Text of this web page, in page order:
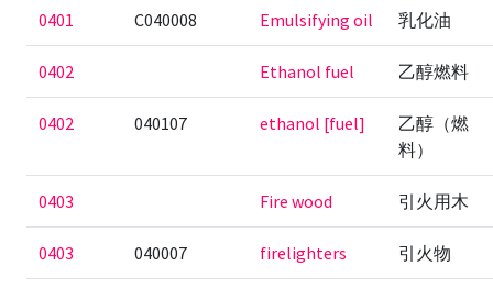
0401 C040008 Emulsifying oil 乳化油
0402 Ethanol fuel 乙醇燃料
0402 040107 ethanol [fuel]
乙醇（燃
料）
0403 Fire wood 引火用木
0403 040007 firelighters 引火物